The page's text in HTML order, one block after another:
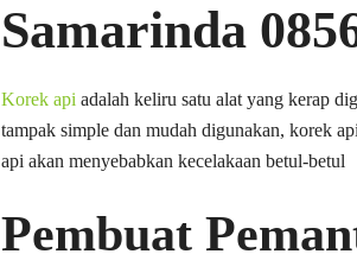
Samarinda
Korek api adalah keliru satu alat yang kerap
tampak simple dan mudah digunakan, korek
api akan menyebabkan kecelakaan betul-betul
Pembuat